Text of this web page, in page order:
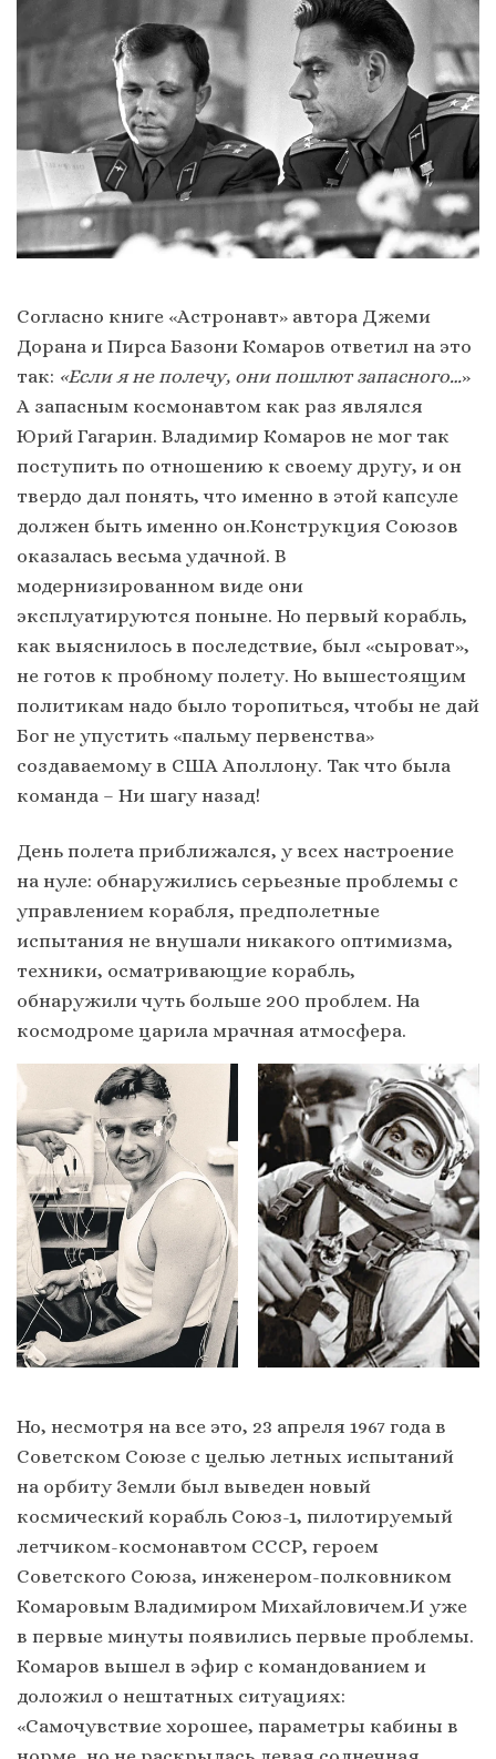
Согласно книге «Астронавт» автора Джеми
Дорана и Пирса Базони Комаров ответил на это
так: «Если я не полечу, они пошлют запасного…»
А запасным космонавтом как раз являлся
Юрий Гагарин. Владимир Комаров не мог так
поступить по отношению к своему другу, и он
твердо дал понять, что именно в этой капсуле
должен быть именно он.Конструкция Союзов
оказалась весьма удачной. В
модернизированном виде они
эксплуатируются поныне. Но первый корабль,
как выяснилось в последствие, был «сыроват»,
не готов к пробному полету. Но вышестоящим
политикам надо было торопиться, чтобы не дай
Бог не упустить «пальму первенства»
создаваемому в США Аполлону. Так что была
команда – Ни шагу назад!
День полета приближался, у всех настроение
на нуле: обнаружились серьезные проблемы с
управлением корабля, предполетные
испытания не внушали никакого оптимизма,
техники, осматривающие корабль,
обнаружили чуть больше 200 проблем. На
космодроме царила мрачная атмосфера.
Но, несмотря на все это, 23 апреля 1967 года в
Советском Союзе с целью летных испытаний
на орбиту Земли был выведен новый
космический корабль Союз-1, пилотируемый
летчиком-космонавтом СССР, героем
Советского Союза, инженером-полковником
Комаровым Владимиром Михайловичем.И уже
в первые минуты появились первые проблемы.
Комаров вышел в эфир с командованием и
доложил о нештатных ситуациях:
«Самочувствие хорошее, параметры кабины в